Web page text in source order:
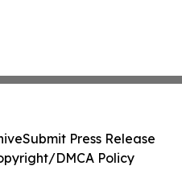
Submit Press Release
DMCA Policy